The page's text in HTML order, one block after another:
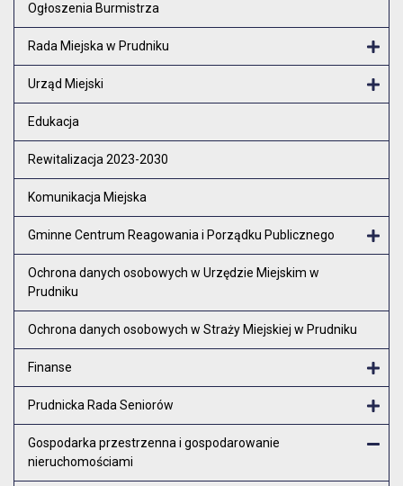
Ogłoszenia Burmistrza
Rada Miejska w Prudniku
Urząd Miejski
Edukacja
Rewitalizacja 2023-2030
Komunikacja Miejska
Gminne Centrum Reagowania i Porządku Publicznego
Ochrona danych osobowych w Urzędzie Miejskim w
Prudniku
Ochrona danych osobowych w Straży Miejskiej w Prudniku
Finanse
Prudnicka Rada Seniorów
Gospodarka przestrzenna i gospodarowanie
nieruchomościami